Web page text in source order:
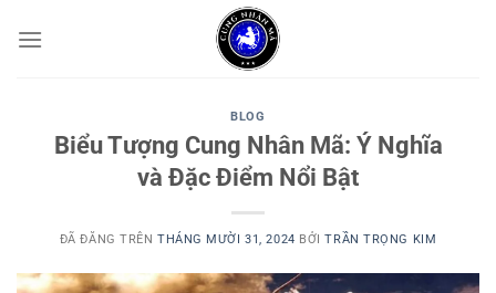
đến
BLOG
Biểu Tượng Cung Nhân Mã: Ý Nghĩa
và Đặc Điểm Nổi Bật
ĐÃ ĐĂNG TRÊN THÁNG MƯỜI 31, 2024 BỞITRẦN TRỌNG KIM